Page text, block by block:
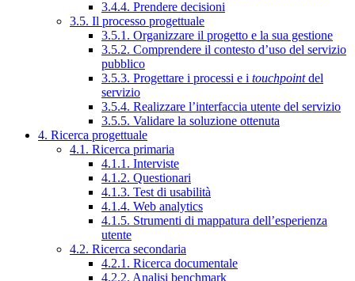
3.4.4. Prendere decisioni
3.5. Il processo progettuale
3.5.1. Organizzare il progetto e la sua gestione
3.5.2. Comprendere il contesto d’uso del servizio
pubblico
3.5.3. Progettare i processi e i touchpointdel
servizio
3.5.4. Realizzare l’interfaccia utente del servizio
3.5.5. Validare la soluzione ottenuta
4. Ricerca progettuale
4.1. Ricerca primaria
4.1.1. Interviste
4.1.2. Questionari
4.1.3. Test di usabilità
4.1.4. Web analytics
4.1.5. Strumenti di mappatura dell’esperienza
utente
4.2. Ricerca secondaria
4.2.1. Ricerca documentale
4.2.2. Analisi benchmark